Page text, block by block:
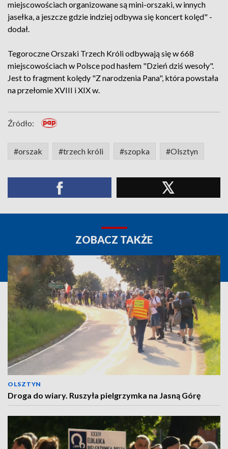
miejscowościach organizowane są mini-orszaki, w innych
jasełka, a jeszcze gdzie indziej odbywa się koncert kolęd" -
dodał.
Tegoroczne Orszaki Trzech Króli odbywają się w 668
miejscowościach w Polsce pod hasłem "Dzień dziś wesoły".
Jest to fragment kolędy "Z narodzenia Pana", która powstała
na przełomie XVIII i XIX w.
Źródło:
#orszak #trzech króli #szopka #Olsztyn
ZOBACZ TAKŻE
OLSZTYN
Droga do wiary. Ruszyła pielgrzymka na Jasną Górę